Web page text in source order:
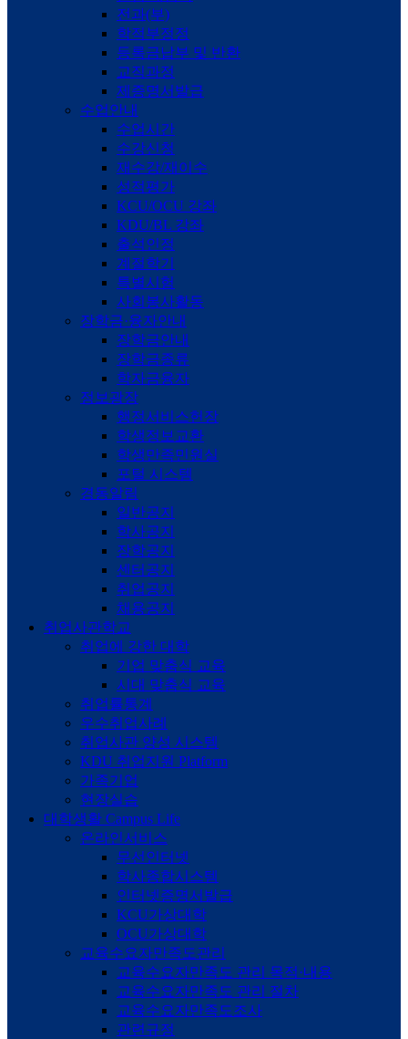
전과(부)
학적부정정
등록금납부 및 반환
교직과정
제증명서발급
수업안내
수업시간
수강신청
재수강/재이수
성적평가
KCU/OCU 강좌
KDU/BL 강좌
출석인정
계절학기
특별시험
사회봉사활동
장학금·융자안내
장학금안내
장학금종류
학자금융자
정보광장
행정서비스헌장
학생정보교환
학생만족민원실
포털 시스템
경동알림
일반공지
학사공지
장학공지
센터공지
취업공지
채용공지
취업사관학교
취업에 강한 대학
기업 맞춤식 교육
시대 맞춤식 교육
취업률통계
우수취업사례
취업사관 양성 시스템
KDU 취업지원 Platform
가족기업
현장실습
대학생활 Campus Life
온라인서비스
무선인터넷
학사종합시스템
인터넷증명서발급
KCU가상대학
OCU가상대학
교육수요자만족도관리
교육수요자만족도 관리 목적·내용
교육수요자만족도 관리 절차
교육수요자만족도조사
관련규정